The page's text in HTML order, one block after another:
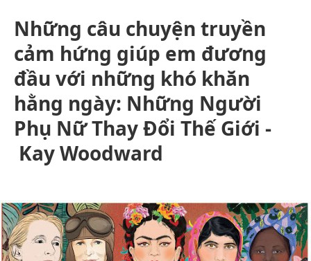
Những câu chuyện truyền
cảm hứng giúp em đương
đầu với những khó khăn
hằng ngày: Những Người
Phụ Nữ Thay Đổi Thế Giới -
Kay Woodward